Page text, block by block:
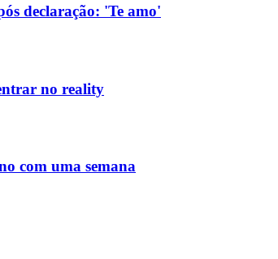
declaração: 'Te amo'
no reality
com uma semana